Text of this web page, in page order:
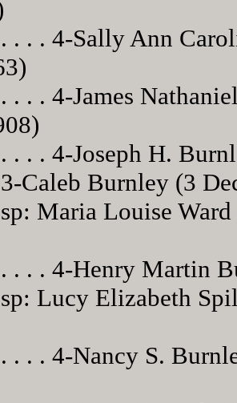
. . . 4-Sally Ann
. . . 4-James
. . . 4-Joseph H.
Caleb Burnley (3
Maria Louise
. . . 4-Henry Martin
Lucy Elizabeth
. . . 4-Nancy S.